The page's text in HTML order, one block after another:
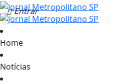
Entrar
Home
Notícias